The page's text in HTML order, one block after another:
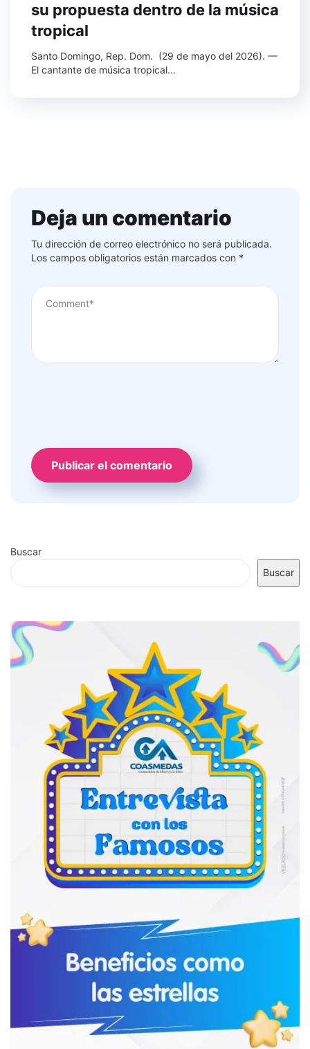
su propuesta dentro de la música
tropical
Santo Domingo, Rep. Dom. (29 de mayo del 2026). —
El cantante de música tropical...
Deja un comentario
Tu dirección de correo electrónico no será publicada.
Los campos obligatorios están marcados con *
Buscar
Buscar